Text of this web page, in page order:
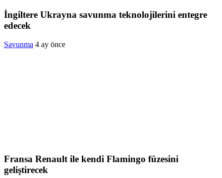
İngiltere Ukrayna savunma teknolojilerini entegre
edecek
Savunma 4 ay önce
Fransa Renault ile kendi Flamingo füzesini
geliştirecek